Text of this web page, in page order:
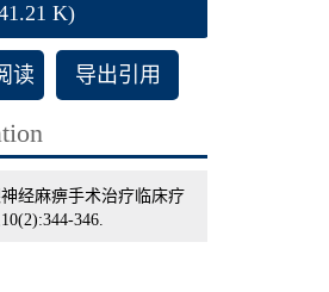
K)
读 导出引用
经麻痹手术治疗临床疗
346.